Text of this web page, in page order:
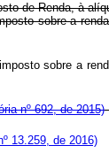
de Renda, à
do
do imposto
nº 692, de 2015)
13.259, de 2016)